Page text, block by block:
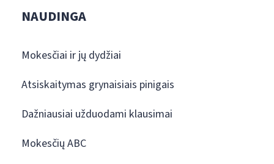
NAUDINGA
Mokesčiai ir jų dydžiai
Atsiskaitymas grynaisiais pinigais
Dažniausiai užduodami klausimai
Mokesčių ABC